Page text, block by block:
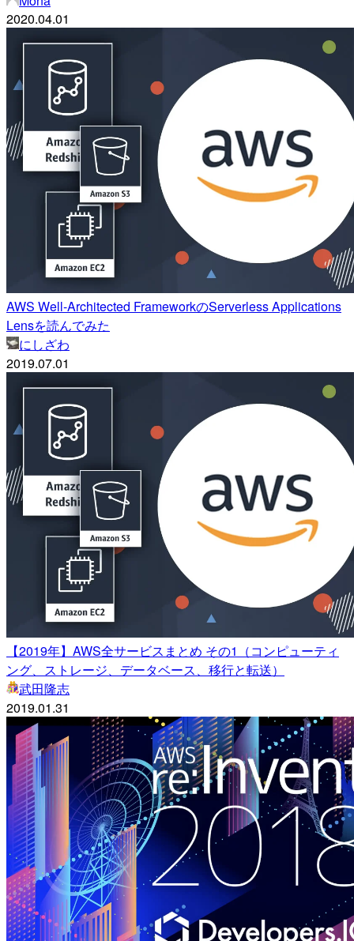
2020.04.01
AWS Well-Architected FrameworkのServerless Applications
Lensを読んでみた
にしざわ
2019.07.01
【2019年】AWS全サービスまとめ その1（コンピューティ
ング、ストレージ、データベース、移行と転送）
武田隆志
2019.01.31